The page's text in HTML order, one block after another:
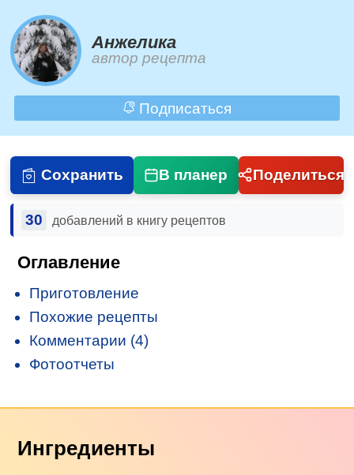
Анжелика
автор рецепта
Подписаться
Сохранить В планер Поделиться
30 добавлений в книгу рецептов
Оглавление
Приготовление
Похожие рецепты
Комментарии (4)
Фотоотчеты
Ингредиенты